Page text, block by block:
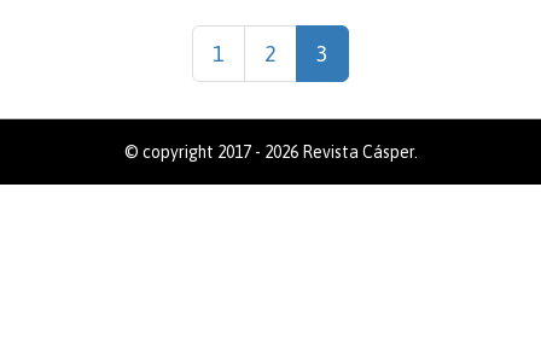
1 2 3
© copyright 2017 - 2026 Revista Cásper.